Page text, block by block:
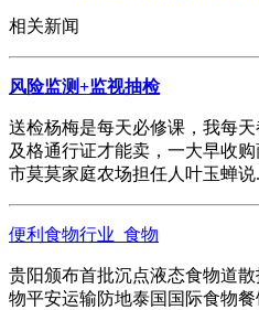
相关新闻
风险监测+监视抽检
送检杨梅是每天必修课，我每
及格通行证才能卖，一大早收
市莫莫家庭农场担任人叶玉蝉说
便利食物行业_食物
贵阳颁布首批沉点液态食物道
物平安运输防地泰国国际食物